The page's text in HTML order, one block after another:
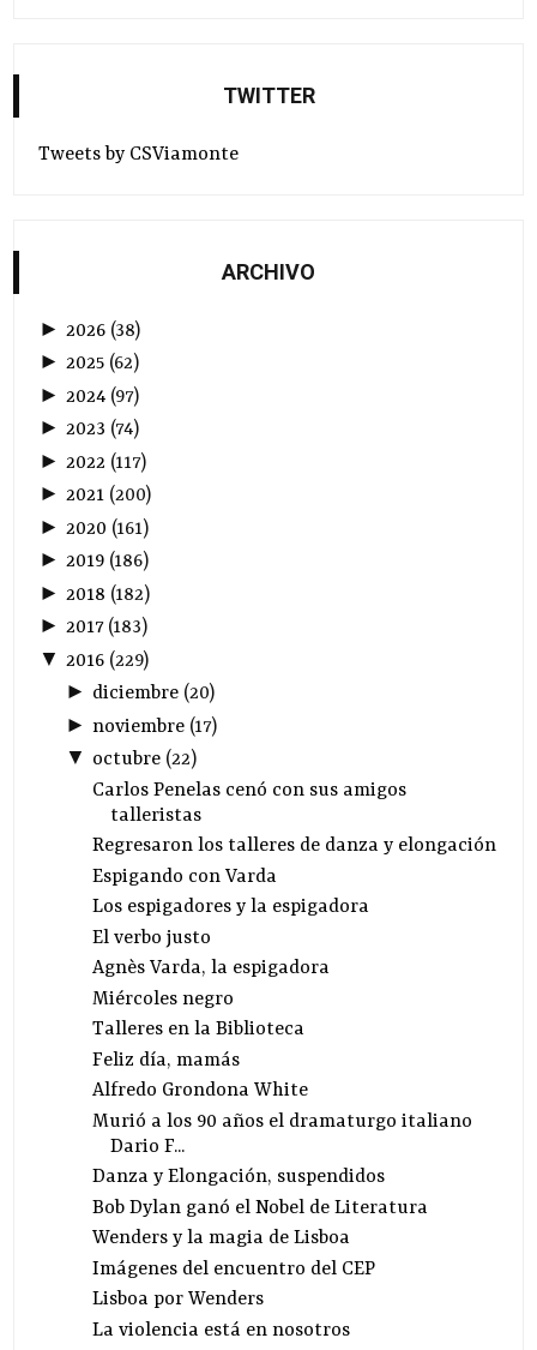
TWITTER
Tweets by CSViamonte
ARCHIVO
► 2026 (38)
►2025 (62)
► 2024 (97)
►2023 (74)
► 2022 (117)
►2021 (200)
► 2020 (161)
►2019 (186)
► 2018 (182)
►2017(183)
▼ 2016 (229)
► diciembre(20)
► noviembre(17)
▼ octubre(22)
Carlos Penelas cenó con sus amigos
talleristas
Regresaron los talleres de danza y elongación
Espigando con Varda
Los espigadores y la espigadora
El verbo justo
Agnès Varda, la espigadora
Miércoles negro
Talleres en la Biblioteca
Feliz día, mamás
Alfredo Grondona White
Murió a los 90 años el dramaturgo italiano
Dario F...
Danza y Elongación, suspendidos
Bob Dylan ganó el Nobel de Literatura
Wenders y la magia de Lisboa
Imágenes del encuentro del CEP
Lisboa por Wenders
La violencia está en nosotros